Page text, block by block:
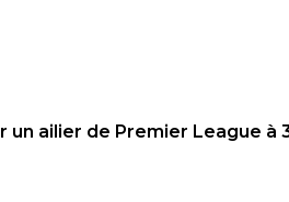
un ailier de Premier League à